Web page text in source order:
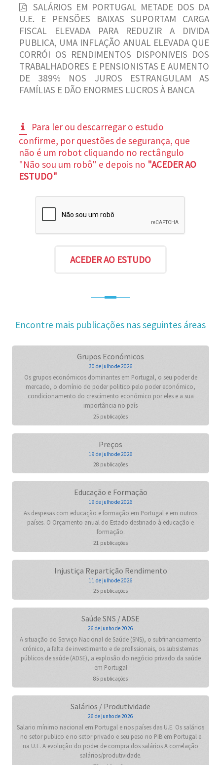
SALÁRIOS EM PORTUGAL METADE DOS DA
U.E. E PENSÕES BAIXAS SUPORTAM CARGA
FISCAL ELEVADA PARA REDUZIR A DIVIDA
PUBLICA, UMA INFLAÇÃO ANUAL ELEVADA QUE
CORRÓI OS RENDIMENTOS DISPONIVEIS DOS
TRABALHADORES E PENSIONISTAS E AUMENTO
DE 389% NOS JUROS ESTRANGULAM AS
FAMÍLIAS E DÃO ENORMES LUCROS À BANCA
Para ler ou descarregar o estudo
confirme, por questões de segurança, que
não é um robot cliquando no rectângulo
"Não sou um robô" e depois no "ACEDER AO
ESTUDO"
Encontre mais publicações nas seguintes áreas
Grupos Económicos
30 de julho de 2026
Os grupos económicos dominantes em Portugal, o seu poder de
mercado, o domínio do poder politico pelo poder económico,
condicionamento do crescimento económico por eles e a sua
importância no país
25 publicações
Preços
19 de julho de 2026
28 publicações
Educação e Formação
19 de julho de 2026
As despesas com educação e formação em Portugal e em outros
países. O Orçamento anual do Estado destinado à educação e
formação.
21 publicações
Injustiça Repartição Rendimento
11 de julho de 2026
25 publicações
Saúde SNS / ADSE
26 de junho de 2026
A situação do Serviço Nacional de Saúde (SNS), o subfinanciamento
crónico, a falta de investimento e de profissionais, os subsistemas
públicos de saúde (ADSE), a explosão do negócio privado da saúde
em Portugal
85 publicações
Salários / Produtividade
26 de junho de 2026
Salario mínimo nacional em Portugal e nos países das U.E. Os salários
no setor publico e no setor privado e seu peso no PIB em Portugal e
na U.E. A evolução do poder de compra dos salários A correlação
salários/produtividade.